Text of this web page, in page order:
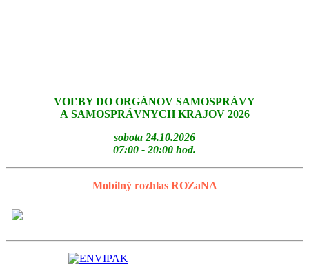
VOĽBY DO ORGÁNOV SAMOSPRÁVY
A SAMOSPRÁVNYCH KRAJOV 2026
sobota 24.10.2026
07:00 - 20:00 hod.
Mobilný rozhlas ROZaNA